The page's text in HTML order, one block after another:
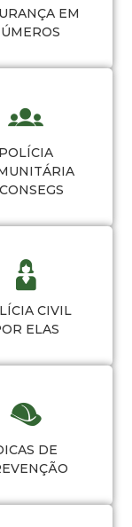
EM
POLÍCIA
CIVIL
ELAS
DE